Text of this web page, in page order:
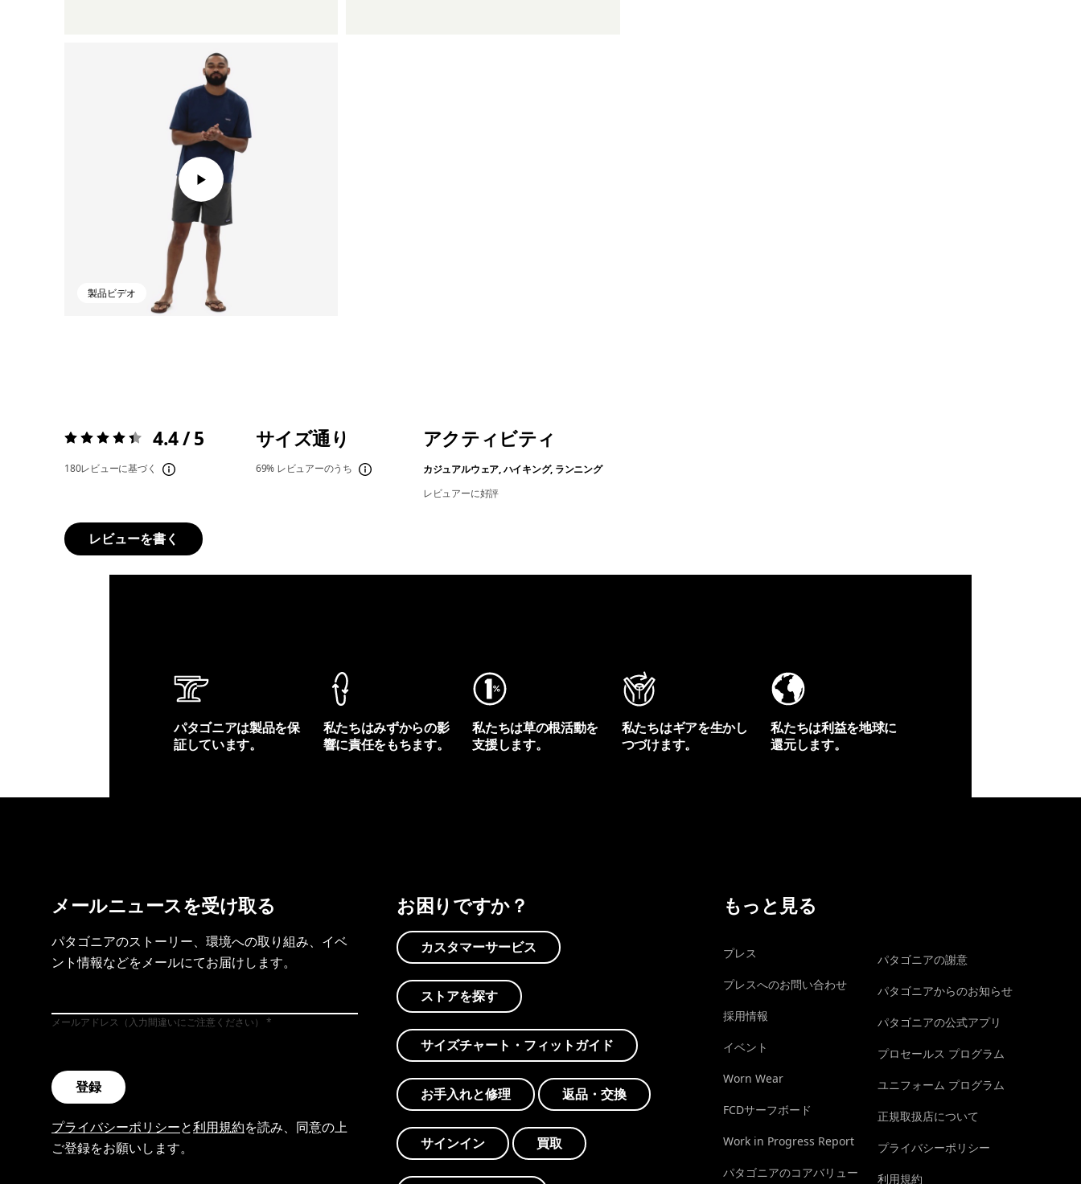
製品ビデオ
評価:4.4 / 5 4.4 / 5
180レビューに基づく
サイズ通り
69% レビュアーのうち
アクティビティ
カジュアルウェア, ハイキング, ランニング
レビュアーに好評
レビューを書く
パタゴニアは製品を保
証しています。
私たちはみずからの影
響に責任をもちます。
私たちは草の根活動を
支援します。
私たちはギアを生かし
つづけます。
私たちは利益を地球に
還元します。
メールニュースを受け取る
パタゴニアのストーリー、環境への取り組み、イベ
ント情報などをメールにてお届けします。
メールアドレス（入力間違いにご注意ください）
登録
プライバシーポリシーと利用規約を読み、同意の上
ご登録をお願いします。
お困りですか？
カスタマーサービス
ストアを探す
サイズチャート・フィットガイド
お手入れと修理 返品・交換
サインイン 買取
もっと見る
プレス
プレスへのお問い合わせ
採用情報
イベント
Worn Wear
FCDサーフボード
Work in Progress Report
パタゴニアのコアバリュー
パタゴニアの謝意
パタゴニアからのお知らせ
パタゴニアの公式アプリ
プロセールス プログラム
ユニフォーム プログラム
正規取扱店について
プライバシーポリシー
利用規約